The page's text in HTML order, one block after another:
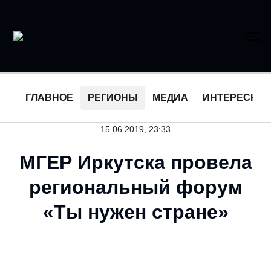
ГЛАВНОЕ РЕГИОНЫ МЕДИА ИНТЕРЕСНОЕ
15.06 2019, 23:33
МГЕР Иркутска провела
региональный форум
«Ты нужен стране»